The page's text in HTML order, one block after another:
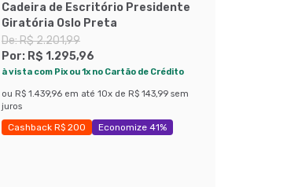
Cadeira de Escritório Presidente
Giratória Oslo Preta
De:R$ 2.201,99
Por: R$ 1.295,96
à vista com Pix ou 1x no Cartão de Crédito
ou R$ 1.439,96 em até 10x de R$ 143,99 sem
juros
Cashback R$ 200 Economize 41%